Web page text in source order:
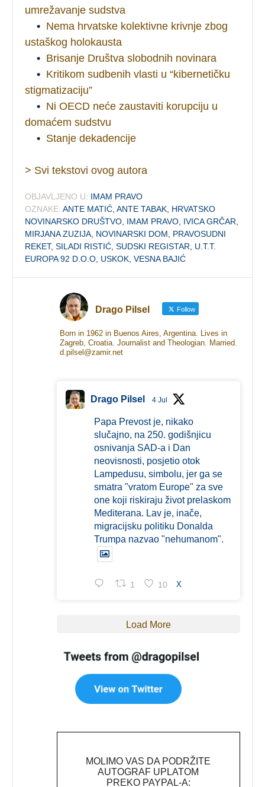
umrežavanje sudstva
• Nema hrvatske kolektivne krivnje zbog
ustaškog holokausta
• Brisanje Društva slobodnih novinara
• Kritikom sudbenih vlasti u “kibernetičku
stigmatizaciju”
• Ni OECD neće zaustaviti korupciju u
domaćem sudstvu
• Stanje dekadencije
> Svi tekstovi ovog autora
OBJAVLJENO U: IMAM PRAVO
OZNAKE: ANTE MATIĆ ,ANTE TABAK HRVATSKO
NOVINARSKO DRUŠTVO IMAM PRAVO IVICA GRČAR
MIRJANA ZUZIJA NOVINARSKI DOM
PRAVOSUDNI
REKET,SILADI RISTIĆ ,SUDSKI REGISTAR
U.T.T.
EUROPA 92 D.O.O USKOK ,VESNA BAJIĆ
Drago Pilsel Follow
Born in 1962 in Buenos Aires, Argentina. Lives in
Zagreb, Croatia. Journalist and Theologian. Married.
d.pilsel@zamir.net
Drago Pilsel 4 Jul
Papa Prevost je, nikako
slučajno, na 250. godišnjicu
osnivanja SAD-a i Dan
neovisnosti, posjetio otok
Lampedusu, simbolu, jer ga se
smatra "vratom Europe" za sve
one koji riskiraju život prelaskom
Mediterana. Lav je, inače,
migracijsku politiku Donalda
Trumpa nazvao "nehumanom".
1 10 X
Load More
MOLIMO VAS DA PODRŽITE
AUTOGRAF UPLATOM
PREKO PAYPAL-A: